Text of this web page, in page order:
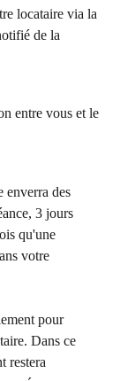
locataire via la
de la
entre vous et le
enverra des
3 jours
qu'une
votre
pour
Dans ce
restera